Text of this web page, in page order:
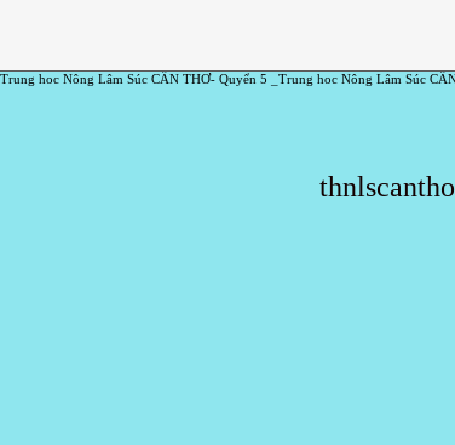
Trung hoc Nông Lâm Súc CẦN THƠ- Quyển 5 _Trung hoc Nông Lâm Súc